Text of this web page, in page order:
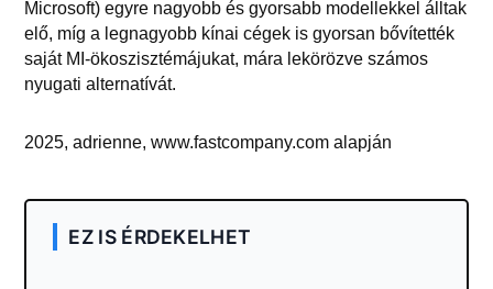
Microsoft) egyre nagyobb és gyorsabb modellekkel álltak
elő, míg a legnagyobb kínai cégek is gyorsan bővítették
saját MI-ökoszisztémájukat, mára lekörözve számos
nyugati alternatívát.
2025, adrienne, www.fastcompany.com alapján
EZ IS ÉRDEKELHET